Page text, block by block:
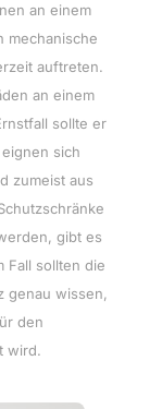
an einem
mechanische
auftreten.
an einem
sollte er
sich
zumeist aus
gibt es
Fall sollten die
genau wissen,
den
wird.